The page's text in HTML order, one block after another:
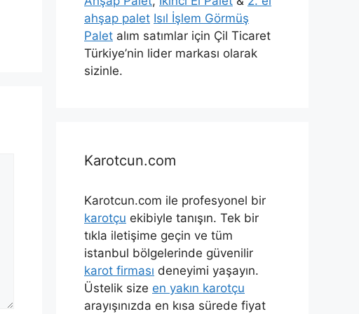
ahşap palet Isıl İşlem Görmüş
Palet alım satımlar için Çil Ticaret
Türkiye’nin lider markası olarak
sizinle.
Karotcun.com
Karotcun.com ile profesyonel bir
karotçu ekibiyle tanışın. Tek bir
tıkla iletişime geçin ve tüm
istanbul bölgelerinde güvenilir
karot firması deneyimi yaşayın.
Üstelik size en yakın karotçu
arayışınızda en kısa sürede fiyat